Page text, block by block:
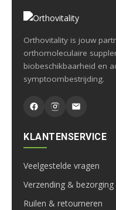
Orthovitality is jouw
orthomoleculaire
biobeschikbaarheid en
symptoombestrijding.
KLANTENSERVICE
Veelgestelde vragen
Verzending & bezorging
Ruilen & retourneren